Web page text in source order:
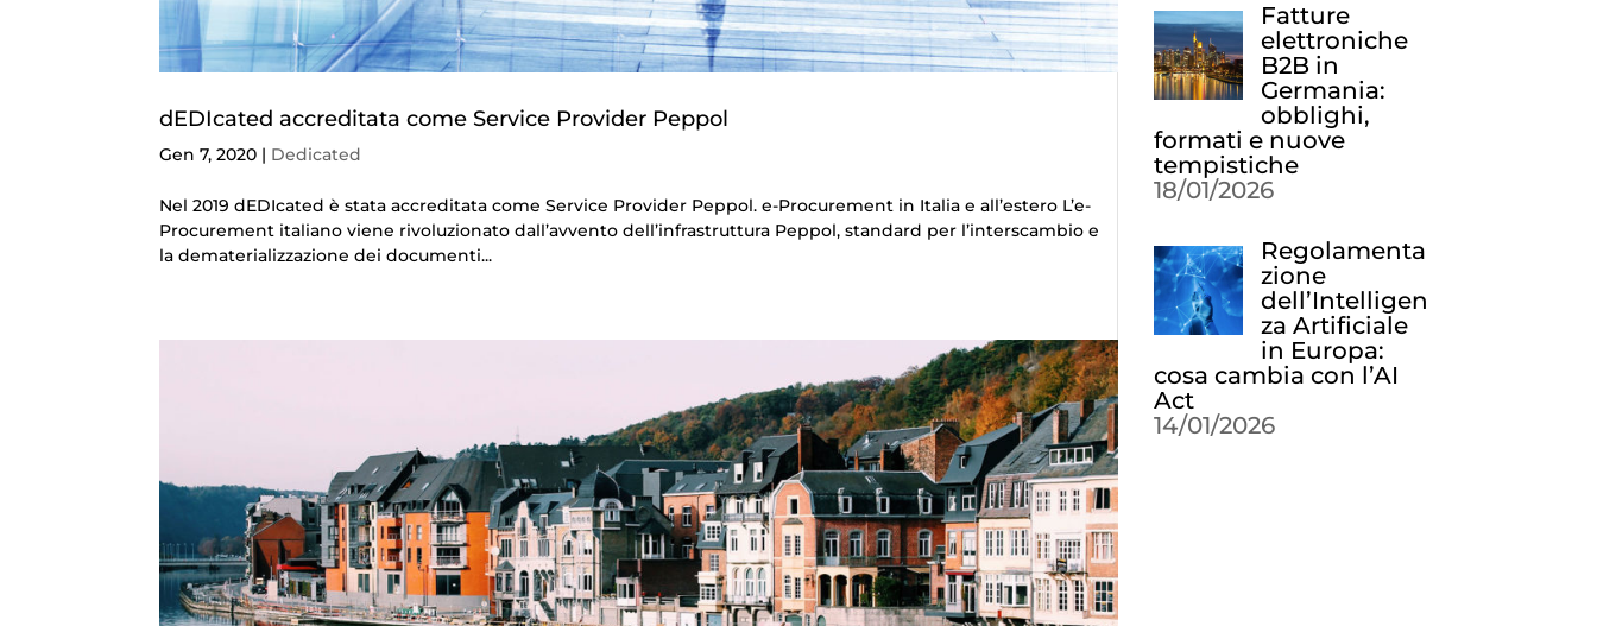
dEDIcated accreditata come Service Provider Peppol
Gen 7, 2020 | Dedicated
Nel 2019 dEDIcated è stata accreditata come Service Provider Peppol. e-Procurement in Italia e all’estero L’e-
Procurement italiano viene rivoluzionato dall’avvento dell’infrastruttura Peppol, standard per l’interscambio e
la dematerializzazione dei documenti...
Fatture
elettroniche
B2B in
Germania:
obblighi,
formati e nuove
tempistiche
18/01/2026
Regolamenta
zione
dell’Intelligen
za Artificiale
in Europa:
cosa cambia con l’AI
Act
14/01/2026